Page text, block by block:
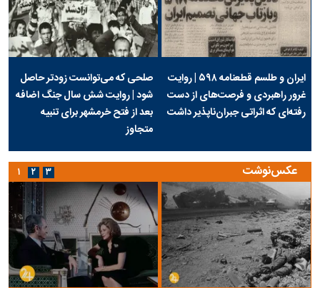
ایران و طلسم قطعنامه ۵۹۸ | روایت
غرور راهبردی و فرصت‌های از دست
رفته‌ای که اثراتی جبران‌ناپذیر داشت
صلحی که می‌توانست زودتر حاصل
شود | روایت شش سال جنگ اضافه
بعد از فتح خرمشهر برای تنبیه
متجاوز
عکس‌نوشت ۱ ۲ ۳